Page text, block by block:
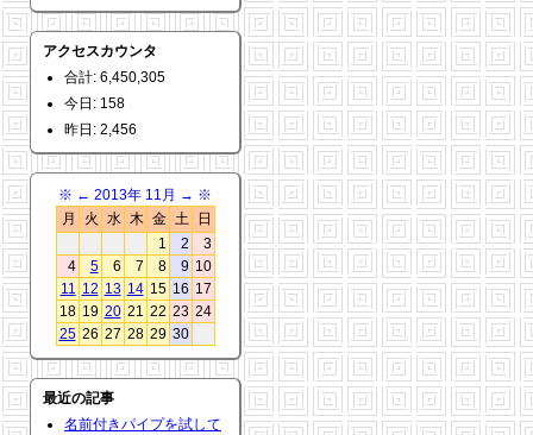
アクセスカウンタ
合計: 6,450,305
今日: 158
昨日: 2,456
※ ← 2013年 11月 → ※
月
火 水 木 金 土
日
1
2
3
4
5 6 7 8 9 10
11 12 13 14 15 16 17
18 19 20 21 22 23 24
25 26 27 28 29 30
最近の記事
名前付きパイプを試して